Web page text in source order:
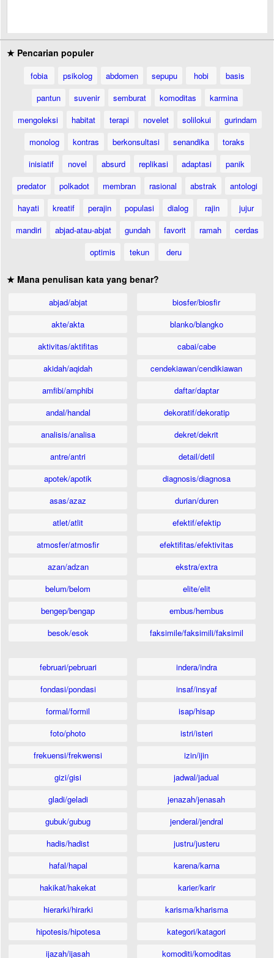
★ Pencarian populer
fobia psikolog abdomen sepupu hobi
basis
pantun
suvenir semburat komoditas
karmina
mengoleksi
habitat terapi novelet solilokui
gurindam
monolog
kontras berkonsultasi senandika
toraks
inisiatif
novel absurd replikasi adaptasi
panik
predator
polkadot membran rasional abstrak
antologi
hayati
kreatif perajin populasi dialog rajin
jujur
mandiri
abjad-atau-abjat gundah favorit ramah
cerdas
optimis
tekun deru
★ Mana penulisan kata yang benar?
abjad/abjat
akte/akta
aktivitas/aktifitas
akidah/aqidah
amfibi/amphibi
andal/handal
analisis/analisa
antre/antri
apotek/apotik
asas/azaz
atlet/atlit
atmosfer/atmosfir
azan/adzan
belum/belom
bengep/bengap
besok/esok
biosfer/biosfir
blanko/blangko
cabai/cabe
cendekiawan/cendikiawan
daftar/daptar
dekoratif/dekoratip
dekret/dekrit
detail/detil
diagnosis/diagnosa
durian/duren
efektif/efektip
efektifitas/efektivitas
ekstra/extra
elite/elit
embus/hembus
faksimile/faksimili/faksimil
februari/pebruari
fondasi/pondasi
formal/formil
foto/photo
frekuensi/frekwensi
gizi/gisi
gladi/geladi
gubuk/gubug
hadis/hadist
hafal/hapal
hakikat/hakekat
hierarki/hirarki
hipotesis/hipotesa
ijazah/ijasah
indera/indra
insaf/insyaf
isap/hisap
istri/isteri
izin/ijin
jadwal/jadual
jenazah/jenasah
jenderal/jendral
justru/justeru
karena/karna
karier/karir
karisma/kharisma
kategori/katagori
komoditi/komoditas